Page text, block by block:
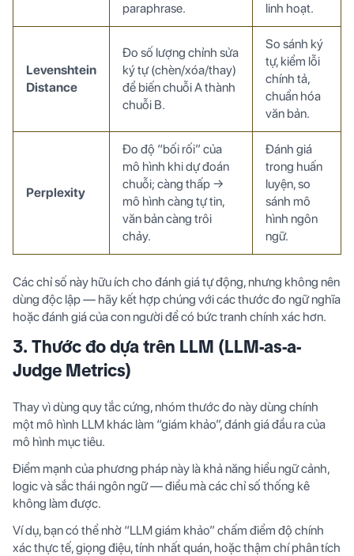
paraphrase.
linh hoạt.
Levenshtein
Distance
Đo số lượng chỉnh sửa
ký tự (chèn/xóa/thay)
để biến chuỗi A thành
chuỗi B.
So sánh ký
tự, kiểm lỗi
chính tả,
chuẩn hóa
văn bản.
Perplexity
Đo độ “bối rối” của
mô hình khi dự đoán
chuỗi; càng thấp →
mô hình càng tự tin,
văn bản càng trôi
chảy.
Đánh giá
trong huấn
luyện, so
sánh mô
hình ngôn
ngữ.
Các chỉ số này hữu ích cho đánh giá tự động, nhưng không nên
dùng độc lập — hãy kết hợp chúng với các thước đo ngữ nghĩa
hoặc đánh giá của con người để có bức tranh chính xác hơn.
3. Thước đo dựa trên LLM (LLM-as-a-
Judge Metrics)
Thay vì dùng quy tắc cứng, nhóm thước đo này dùng chính
một mô hình LLM khác làm “giám khảo”, đánh giá đầu ra của
mô hình mục tiêu.
Điểm mạnh của phương pháp này là khả năng hiểu ngữ cảnh,
logic và sắc thái ngôn ngữ — điều mà các chỉ số thống kê
không làm được.
Ví dụ, bạn có thể nhờ “LLM giám khảo” chấm điểm độ chính
xác thực tế, giọng điệu, tính nhất quán, hoặc thậm chí phân tích